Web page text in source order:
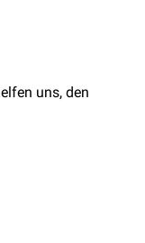
uns, den